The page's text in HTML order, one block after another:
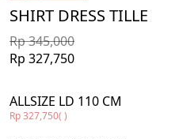
SHIRT DRESS TILLE
Rp 345,000
Rp 327,750
ALLSIZE LD 110 CM
Rp 327,750( )